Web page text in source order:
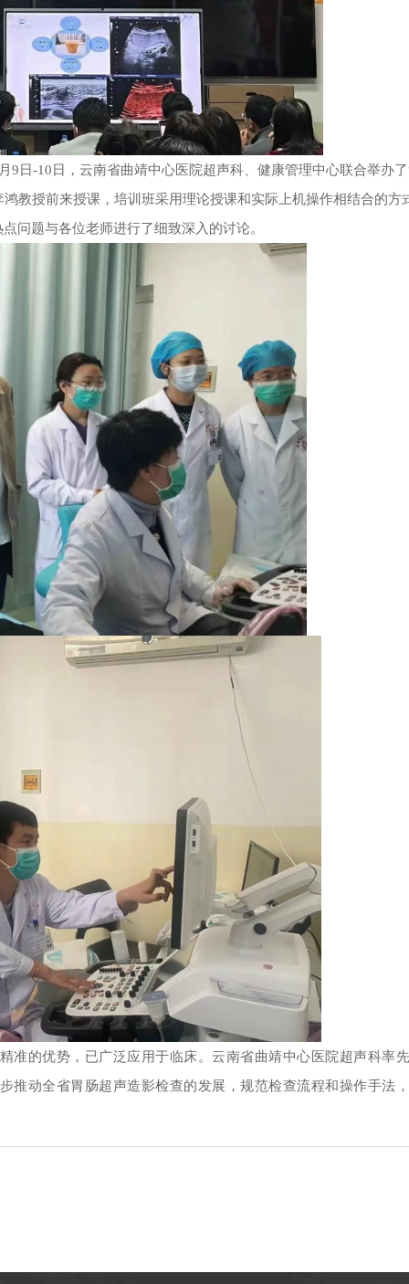
9日-10日，云南省曲靖中心医院超声科、健康管理中心联合举办了
教授前来授课，培训班采用理论授课和实际上机操作相结合的
问题与各位老师进行了细致深入的讨论。
准的优势，已广泛应用于临床。云南省曲靖中心医院超声科率
推动全省胃肠超声造影检查的发展，规范检查流程和操作手法，